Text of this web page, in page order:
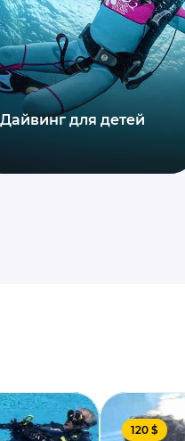
Дайвинг для детей
120 $